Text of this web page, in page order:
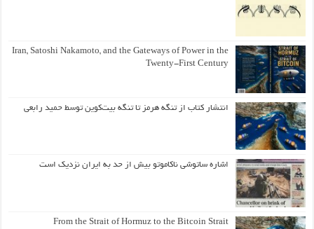
Iran, Satoshi Nakamoto, and the Gateways of Power in the
Twenty-First Century
انتشار کتاب از تنگه هرمز تا تنگه بیت‌کوین توسط حمید رابعی
اشاره ساتوشی ناکاموتو بیش از حد به ایران نزدیک است
From the Strait of Hormuz to the Bitcoin Strait